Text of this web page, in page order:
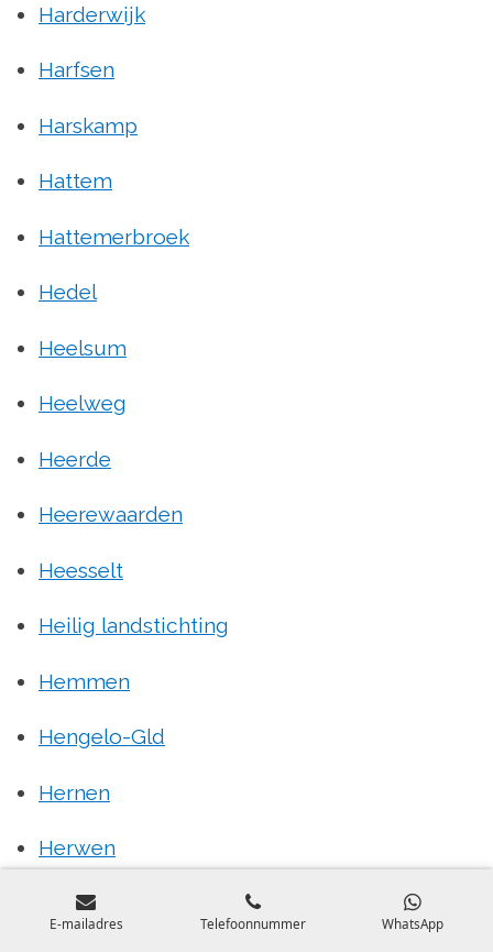
Harderwijk
Harfsen
Harskamp
Hattem
Hattemerbroek
Hedel
Heelsum
Heelweg
Heerde
Heerewaarden
Heesselt
Heilig landstichting
Hemmen
Hengelo-Gld
Hernen
Herwen
Herwijnen
E-mailadres Telefoonnummer WhatsApp